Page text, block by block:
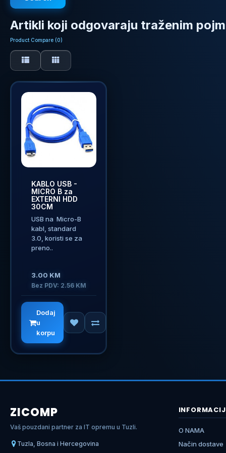
Artikli koji odgovaraju traženim
Product Compare (0)
KABLO USB -
MICRO B za
EXTERNI HDD
30CM
USB na Micro-B
kabl, standard
3.0, koristi se za
preno..
3.00 KM
Bez PDV: 2.56 KM
Dodaj
u
korpu
ZICOMP
Vaš pouzdani partner za IT opremu u Tuzli.
Tuzla, Bosna i Hercegovina
O NAMA
Način dostave